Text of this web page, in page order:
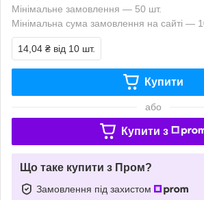
Мінімальне замовлення — 50 шт.
Мінімальна сума замовлення на сайті —
14,04 ₴ від 10 шт.
Купити
або
Купити з
Що таке купити з Пром?
Замовлення під захистом